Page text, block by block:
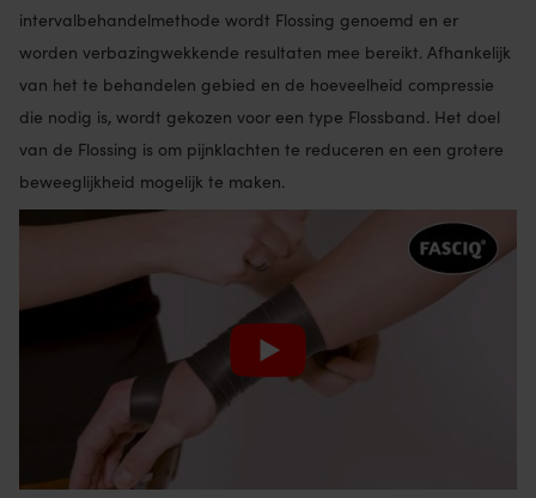
intervalbehandelmethode wordt Flossing genoemd en er
worden verbazingwekkende resultaten mee bereikt. Afhankelijk
van het te behandelen gebied en de hoeveelheid compressie
die nodig is, wordt gekozen voor een type Flossband. Het doel
van de Flossing is om pijnklachten te reduceren en een grotere
beweeglijkheid mogelijk te maken.